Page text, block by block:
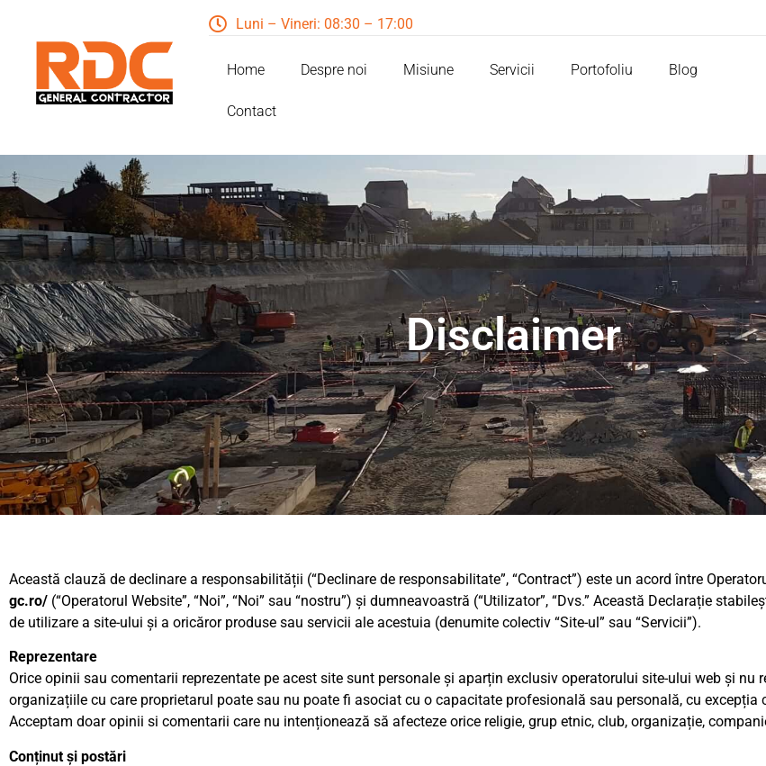
Luni – Vineri: 08:30 – 17:00
Home Despre noi Misiune Servicii Portofoliu Blog
Contact
Disclaimer
Această clauză de declinare a responsabilității (“Declinare de responsabilitate”, “Contract”) este un acord între
gc.ro/ (“Operatorul Website”, “Noi”, “Noi” sau “nostru”) și dumneavoastră (“Utilizator”, “Dvs.” Această Declarație
de utilizare a site-ului și a oricăror produse sau servicii ale acestuia (denumite colectiv “Site-ul” sau “Servicii”).
Reprezentare
Orice opinii sau comentarii reprezentate pe acest site sunt personale și aparțin exclusiv operatorului site-ului web și nu
organizațiile cu care proprietarul poate sau nu poate fi asociat cu o capacitate profesională sau personală, cu excepția
Acceptam doar opinii si comentarii care nu intenționează să afecteze orice religie, grup etnic, club, organizație,
Conținut și postări